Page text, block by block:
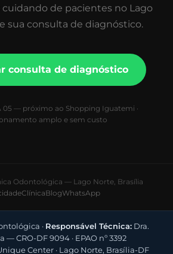
cuidando de pacientes no Lago
sua consulta de diagnóstico.
consulta de diagnóstico
05 — próximo ao Shopping Iguatemi ·
amplo e sem custo
Odontológica — Lago Norte, Brasília
ClínicaBlogWhatsApp
· Responsável Técnica:Dra.
— CRO-DF 9094 · EPAO nº 3392
Center · Lago Norte, Brasília-DF